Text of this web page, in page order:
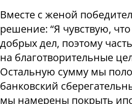
Вместе с женой
решение: “Я чувствую,
добрых дел, поэтому
на благотворительные
Остальную сумму мы
банковский
мы намерены покрыть